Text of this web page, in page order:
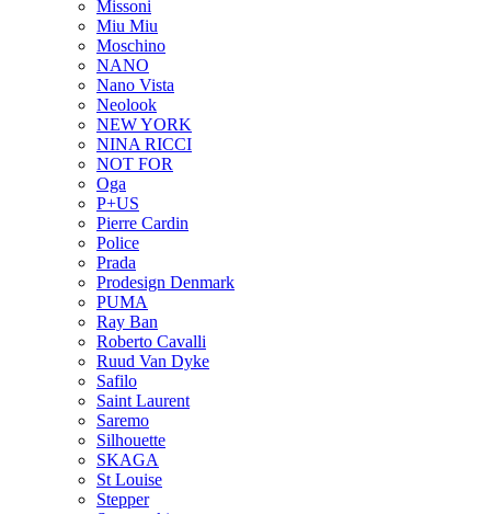
Missoni
Miu Miu
Moschino
NANO
Nano Vista
Neolook
NEW YORK
NINA RICCI
NOT FOR
Oga
P+US
Pierre Cardin
Police
Prada
Prodesign Denmark
PUMA
Ray Ban
Roberto Cavalli
Ruud Van Dyke
Safilo
Saint Laurent
Saremo
Silhouette
SKAGA
St Louise
Stepper